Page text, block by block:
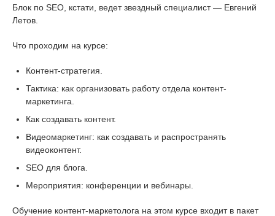
Блок по SEO, кстати, ведет звездный специалист — Евгений
Летов.
Что проходим на курсе:
Контент-стратегия.
Тактика: как организовать работу отдела контент-
маркетинга.
Как создавать контент.
Видеомаркетинг: как создавать и распространять
видеоконтент.
SEO для блога.
Мероприятия: конференции и вебинары.
Обучение контент-маркетолога на этом курсе входит в пакет